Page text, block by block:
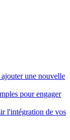
une nouvelle
pour engager
l'intégration de vos